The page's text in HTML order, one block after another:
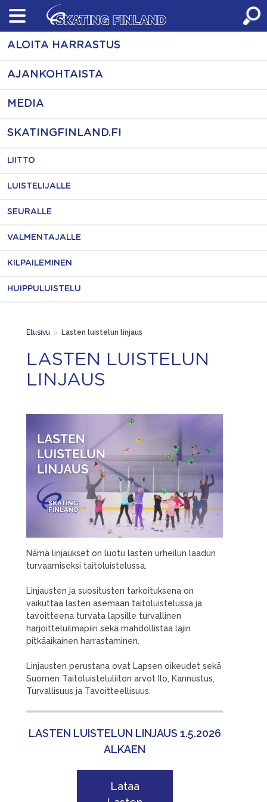
Skip
content
ALOITA HARRASTUS
AJANKOHTAISTA
MEDIA
SKATINGFINLAND.FI
LIITTO
LUISTELIJALLE
SEURALLE
VALMENTAJALLE
KILPAILEMINEN
HUIPPULUISTELU
Etusivu > Lasten luistelun linjaus
LASTEN LUISTELUN
LINJAUS
Nämä linjaukset on luotu lasten urheilun laadun
turvaamiseksi taitoluistelussa.
Linjausten ja suositusten tarkoituksena on
vaikuttaa lasten asemaan taitoluistelussa ja
tavoitteena turvata lapsille turvallinen
harjoitteluilmapiiri sekä mahdollistaa lajin
pitkäaikainen harrastaminen.
Linjausten perustana ovat Lapsen oikeudet sekä
Suomen Taitoluisteluliiton arvot Ilo, Kannustus,
Turvallisuus ja Tavoitteellisuus.
LASTEN LUISTELUN LINJAUS 1.5.2026
ALKAEN
Lataa